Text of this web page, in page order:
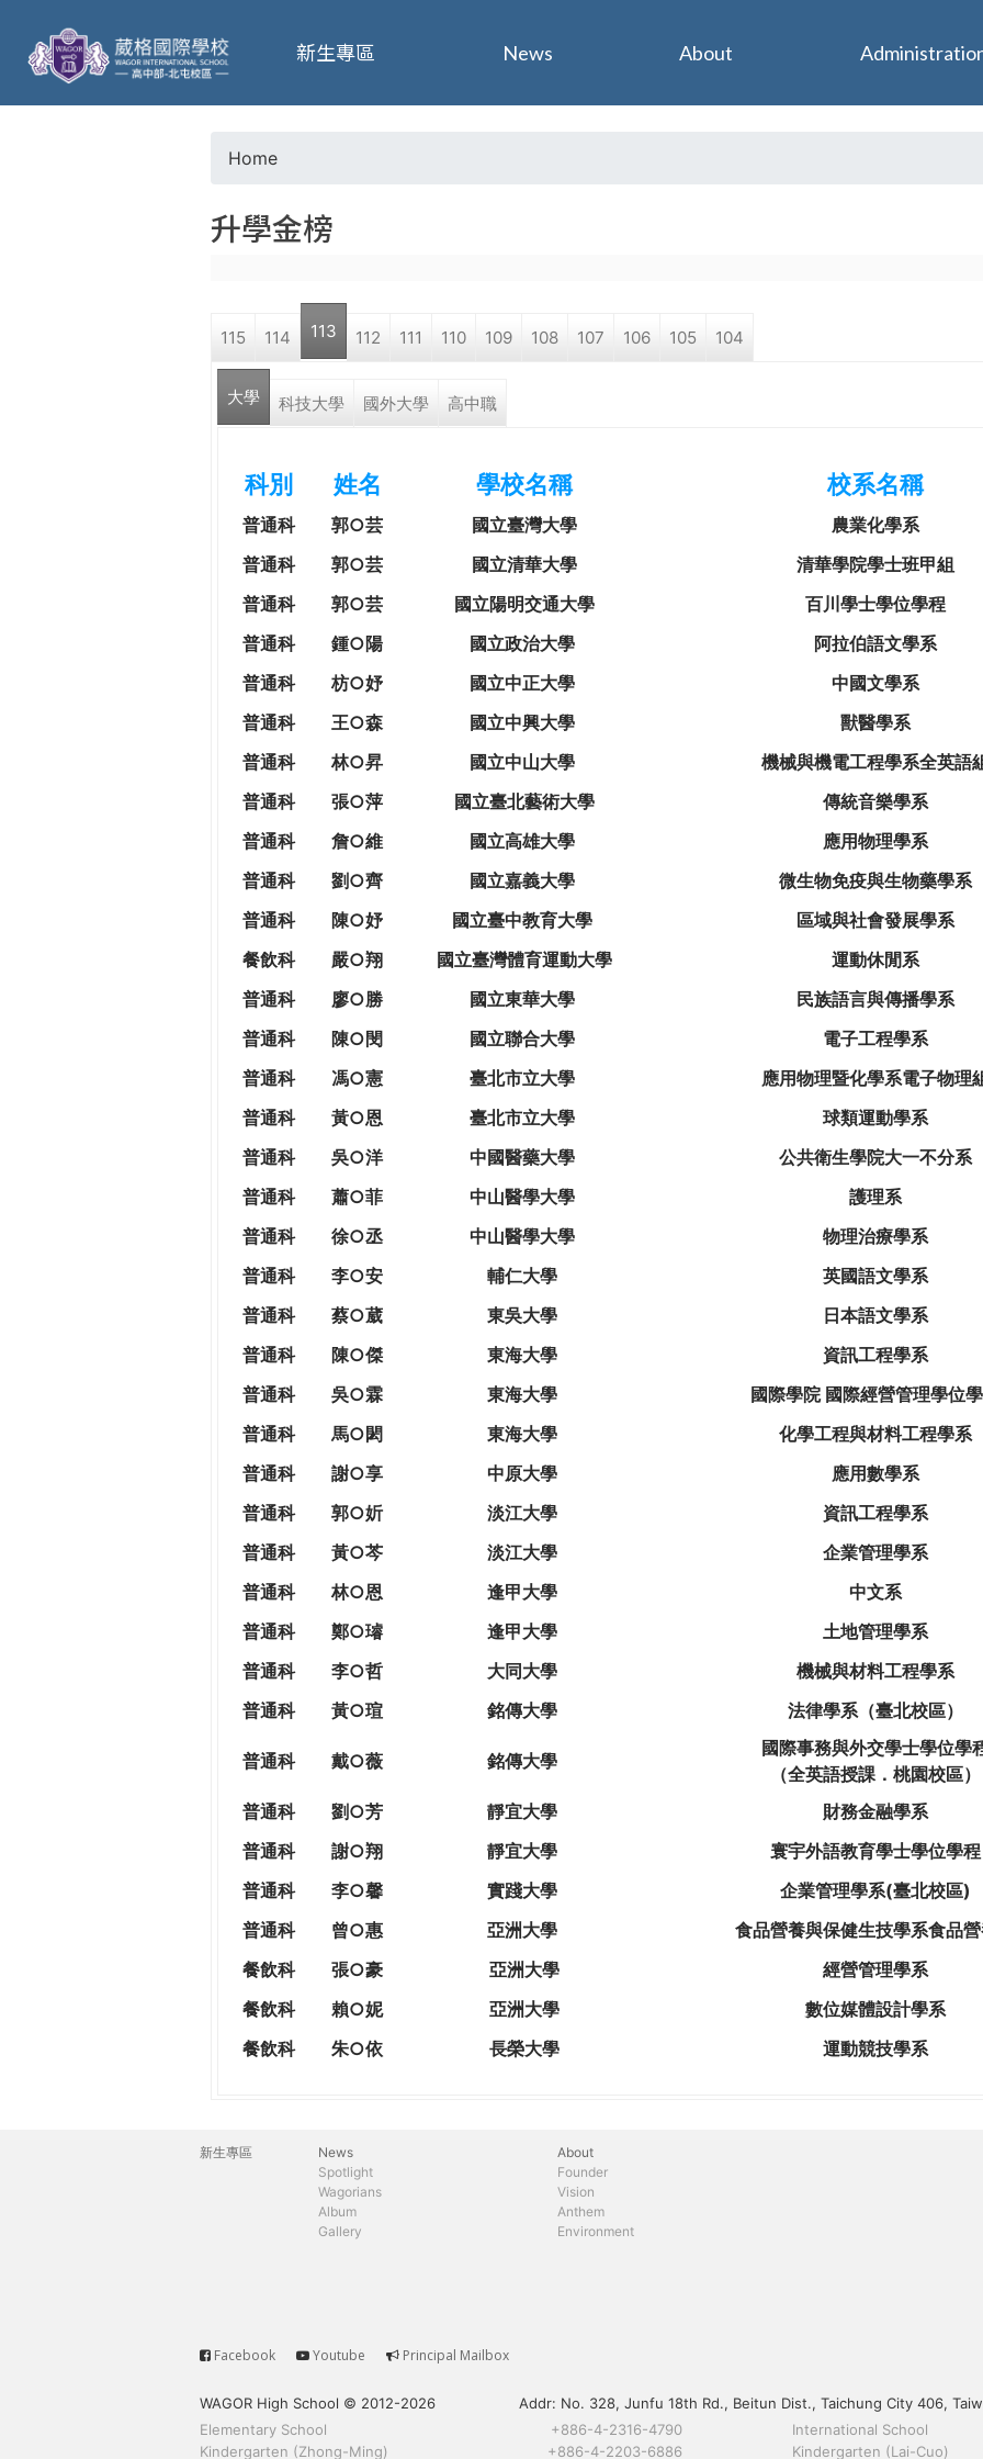
葳
格
o
a
r
Home
升學金榜
115 114 113 112 111 110 109 108 107 106 105 104
大學 科技大學 國外大學 高中職
科別 姓名 學校名稱 校系名稱
普通科 郭○芸 國立臺灣大學
農業化學系
普通科
郭○芸 國立清華大學
清華學院學士班甲組
普通科
郭○芸 國立陽明交通大學
百川學士學位學程
普通科
鍾○陽 國立政治大學
阿拉伯語文學系
普通科
枋○妤 國立中正大學
中國文學系
普通科
王○森 國立中興大學
獸醫學系
普通科
林○昇 國立中山大學
機械與機電工程學系全英語
普通科
張○萍 國立臺北藝術大學
傳統音樂學系
普通科
詹○維 國立高雄大學
應用物理學系
普通科
劉○齊 國立嘉義大學
微生物免疫與生物藥學系
普通科
陳○妤 國立臺中教育大學
區域與社會發展學系
餐飲科
嚴○翔 國立臺灣體育運動大學
運動休閒系
普通科
廖○勝 國立東華大學
民族語言與傳播學系
普通科
陳○閔 國立聯合大學
電子工程學系
普通科
馮○憲 臺北市立大學
應用物理暨化學系電子物理
普通科
黃○恩 臺北市立大學
球類運動學系
普通科 吳○洋 中國醫藥大學
公共衛生學院大一不分系
普通科
蕭○菲 中山醫學大學
護理系
普通科
徐○丞 中山醫學大學
物理治療學系
普通科
李○安 輔仁大學
英國語文學系
普通科
蔡○葳 東吳大學
日本語文學系
普通科
陳○傑 東海大學
資訊工程學系
普通科
吳○霖 東海大學
國際學院 國際經營管理學位
普通科
馬○閎 東海大學
化學工程與材料工程學系
普通科
謝○享 中原大學
應用數學系
普通科
郭○妡 淡江大學
資訊工程學系
普通科
黃○芩 淡江大學
企業管理學系
普通科
林○恩 逢甲大學
中文系
普通科
鄭○璿 逢甲大學
土地管理學系
普通科
李○哲 大同大學
機械與材料工程學系
普通科
黃○瑄 銘傳大學 法律學系（臺北校區）
普通科 戴○薇 銘傳大學
國際事務與外交學士學位學
（全英語授課．桃園校區）
普通科
劉○芳 靜宜大學
財務金融學系
普通科
謝○翔 靜宜大學
寰宇外語教育學士學位學程
普通科
李○馨 實踐大學
企業管理學系(臺北校區)
普通科
曾○惠 亞洲大學
食品營養與保健生技學系食品
餐飲科
張○豪 亞洲大學
經營管理學系
餐飲科
賴○妮 亞洲大學
數位媒體設計學系
餐飲科
朱○依 長榮大學 運動競技學系
新生專區 News About
主
新生專區
News
Spotlight
Wagorians
Album
Gallery
About
Founder
Vision
Anthem
Environment
Service
Facebook Youtube Principal Mailbox
WAGOR High School © 2012-2026 Addr: No. 328, Junfu 18th Rd., Beitun Dist., Taichung City 406,
Elementary School
+886-4-2316-4790
International School
Kindergarten (Zhong-Ming)
+886-4-2203-6886 Kindergarten (Lai-Cuo)